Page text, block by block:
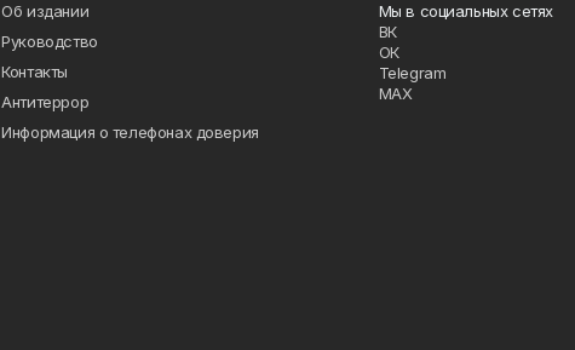
Об издании
Руководство
Контакты
Антитеррор
Информация о телефонах доверия
Мы в социальных сетях
ВК
ОК
Telegram
MAX